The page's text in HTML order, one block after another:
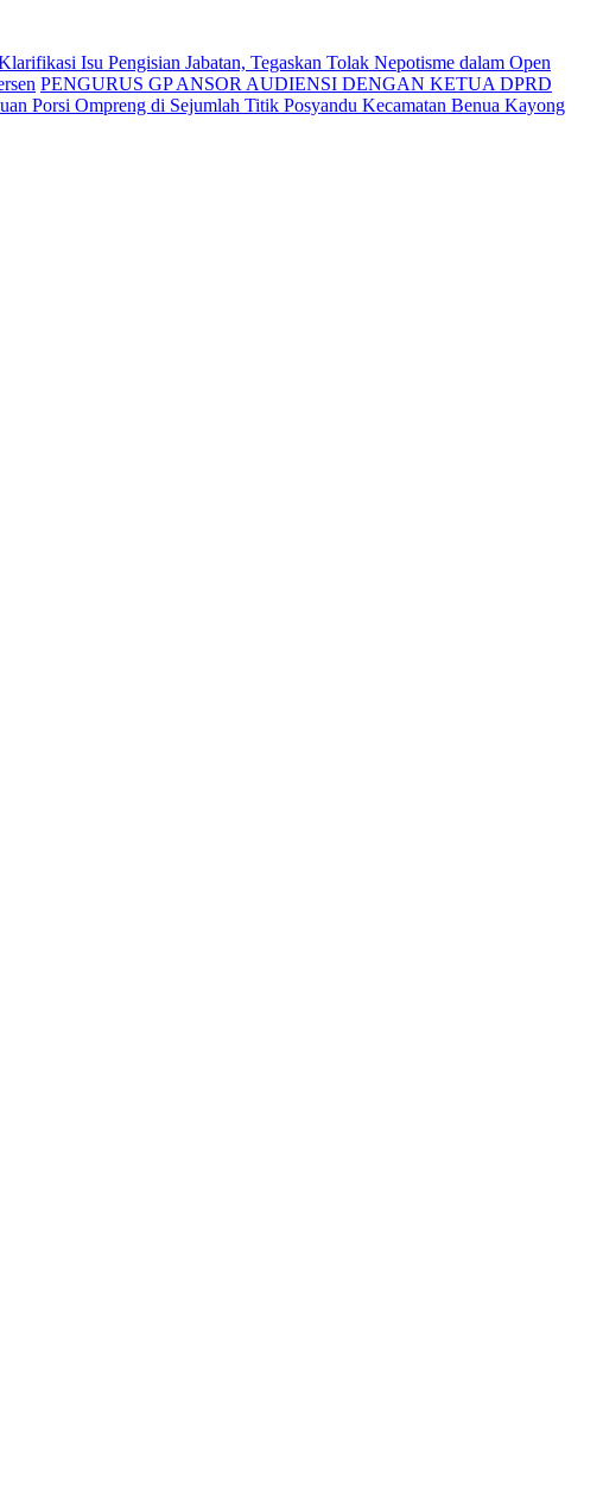
Isu Pengisian Jabatan, Tegaskan Tolak Nepotisme dalam Open
PENGURUS GP ANSOR AUDIENSI DENGAN KETUA DPRD
Porsi Ompreng di Sejumlah Titik Posyandu Kecamatan Benua Kayong